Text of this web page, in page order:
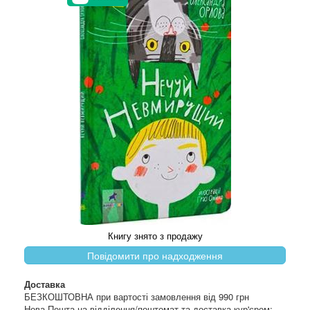
Книгу знято з продажу
Повідомити про надходження
Доставка
БЕЗКОШТОВНА при вартості замовлення від 990 грн